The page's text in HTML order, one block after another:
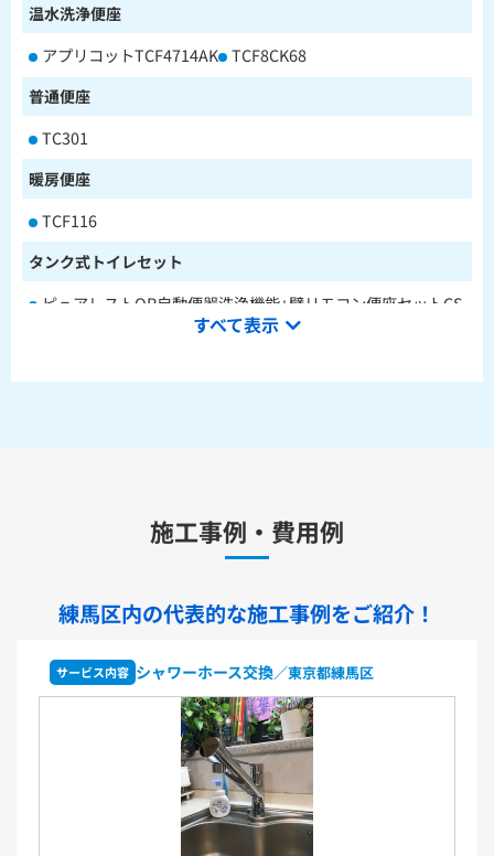
温水洗浄便座
アプリコットTCF4714AK TCF8CK68
普通便座
TC301
暖房便座
TCF116
タンク式トイレセット
ピュアレストQR自動便器洗浄機能+壁リモコン便座セットCS
232BM+SH233BA+TCF4714AK
TKS05321Z TKS05305JA TKS05305ZA
TKS05301J TKS05311J TKS05310J
洗面化粧台用水栓金具
TLHG30ES TLHG30ERZ
TLHG31AEFR
TLHG31AEFZ TLHG30EGR TLHG30EGZ
TLS05301J TLS05301Z TLG05301J TLG05301Z
TLC32ERZ LF-E345SYCN
すべて表示
施工事例・費用例
練馬区内の代表的な施工事例をご紹介！
サービス内容 シャワーホース交換／東京都練馬区